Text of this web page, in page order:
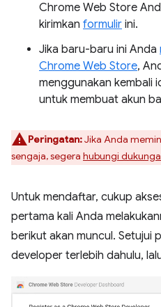
Chrome Web Store
kirimkan formulir ini.
Jika baru-baru ini Anda
Chrome Web Store,
menggunakan kembali
untuk membuat akun
Peringatan:Jika Anda
sengaja, segera hubungi
Untuk mendaftar, cukup
pertama kali Anda
berikut akan muncul. Setujui
developer terlebih dahulu,